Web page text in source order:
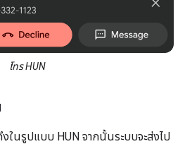
โทร HUN
งในรูปแบบ HUN จากนั้นระบบจะส่งไป